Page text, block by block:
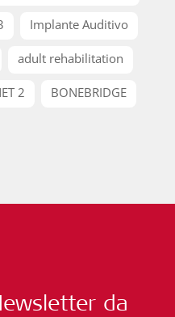
Implante Auditivo
adult rehabilitation
2 BONEBRIDGE
da